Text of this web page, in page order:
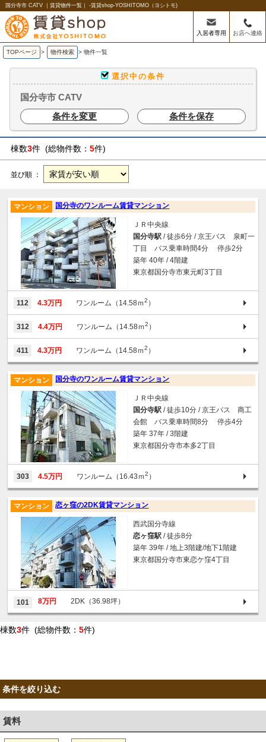
国分寺市 CATV ｜賃貸物件一覧｜ -賃貸shop-YOSHITOMO（ヨシトモ)
入居者専用 お店へ連絡
TOPページ > 物件検索 > 物件一覧
選択中の条件
国分寺市 CATV
条件を変更
条件を保存
棟数3件 (総物件数： 5件)
並び順 ：
国分寺のワンルーム賃貸マンション
マンション
ＪＲ中央線
国分寺駅 / 徒歩6分 / 京王バス 泉町一
丁目 バス乗車時間4分 停歩2分
築年 40年 / 4階建
東京都国分寺市東元町3丁目
112 4.3万円 ワンルーム（14.58ｍ2 ）
312 4.4万円 ワンルーム（14.58ｍ2 ）
411 4.3万円 ワンルーム（14.58ｍ2 ）
国分寺のワンルーム賃貸マンション
マンション
ＪＲ中央線
国分寺駅 / 徒歩10分 / 京王バス 商工
会館 バス乗車時間8分 停歩4分
築年 37年 / 3階建
東京都国分寺市本多2丁目
303 4.5万円 ワンルーム（16.43ｍ2 ）
恋ヶ窪の2DK賃貸マンション
マンション
西武国分寺線
恋ヶ窪駅 / 徒歩8分
築年 39年 / 地上3階建/地下1階建
東京都国分寺市東恋ケ窪4丁目
101 8万円 2DK（36.98坪）
棟数3件 (総物件数： 5件)
条件を絞り込む
賃料